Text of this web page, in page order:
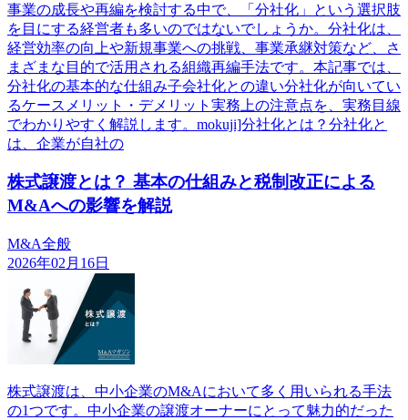
事業の成長や再編を検討する中で、「分社化」という選択肢
を目にする経営者も多いのではないでしょうか。分社化は、
経営効率の向上や新規事業への挑戦、事業承継対策など、さ
まざまな目的で活用される組織再編手法です。本記事では、
分社化の基本的な仕組み子会社化との違い分社化が向いてい
るケースメリット・デメリット実務上の注意点を、実務目線
でわかりやすく解説します。mokuji]分社化とは？分社化と
は、企業が自社の
株式譲渡とは？ 基本の仕組みと税制改正による
M&Aへの影響を解説
M&A全般
2026年02月16日
株式譲渡は、中小企業のM&Aにおいて多く用いられる手法
の1つです。中小企業の譲渡オーナーにとって魅力的だった